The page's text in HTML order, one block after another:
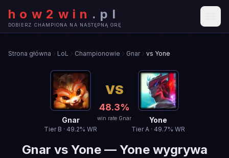
how2win . pl
DOBIERZ CHAMPIONA NA NASTĘPNĄ GRĘ
Strona główna LoL Championowie Gnar vs Yone
Gnar
Tier B · 49.2% WR
VS
48.3%
win rate Gnar Yone
TierA · 49.7% WR
Gnar vs Yone— Yone wygrywa